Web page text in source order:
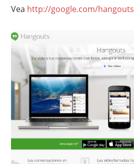
Vea http://google.com/hangouts